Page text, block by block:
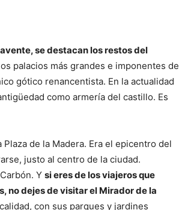
se destacan los restos del
palacios más grandes e imponentes de
gótico renancentista. En la actualidad
como armería del castillo. Es
de la Madera. Era el epicentro del
justo al centro de la ciudad.
Y si eres de los viajeros que
no dejes de visitar el Mirador de la
con sus parques y jardines